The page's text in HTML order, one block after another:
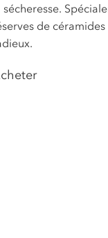
sécheresse.
de